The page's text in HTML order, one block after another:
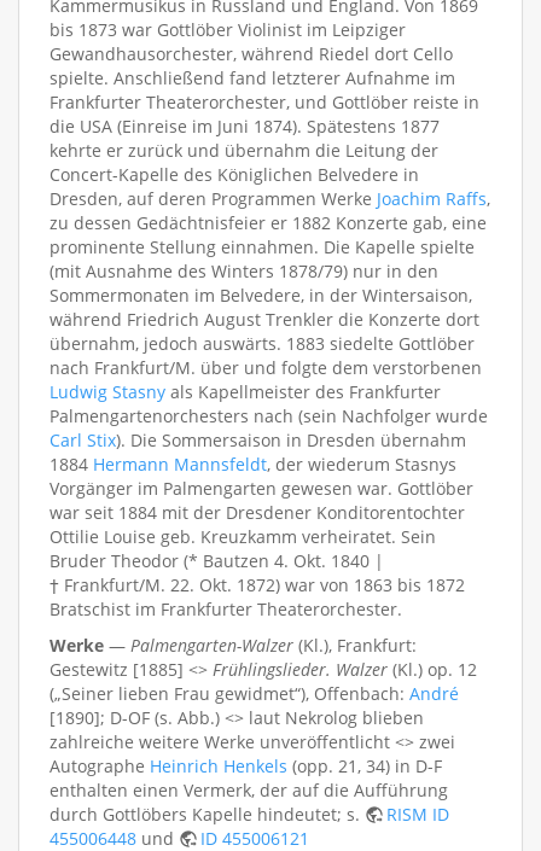
Kammermusikus in Russland und England. Von 1869
bis 1873 war Gottlöber Violinist im Leipziger
Gewandhausorchester, während Riedel dort Cello
spielte. Anschließend fand letzterer Aufnahme im
Frankfurter Theaterorchester, und Gottlöber reiste in
die USA (Einreise im Juni 1874). Spätestens 1877
kehrte er zurück und übernahm die Leitung der
Concert-Kapelle des Königlichen Belvedere in
Dresden, auf deren Programmen Werke Joachim Raffs,
zu dessen Gedächtnisfeier er 1882 Konzerte gab, eine
prominente Stellung einnahmen. Die Kapelle spielte
(mit Ausnahme des Winters 1878/79) nur in den
Sommermonaten im Belvedere, in der Wintersaison,
während Friedrich August Trenkler die Konzerte dort
übernahm, jedoch auswärts. 1883 siedelte Gottlöber
nach Frankfurt/M. über und folgte dem verstorbenen
Ludwig Stasny als Kapellmeister des Frankfurter
Palmengartenorchesters nach (sein Nachfolger wurde
Carl Stix). Die Sommersaison in Dresden übernahm
1884 Hermann Mannsfeldt, der wiederum Stasnys
Vorgänger im Palmengarten gewesen war. Gottlöber
war seit 1884 mit der Dresdener Konditorentochter
Ottilie Louise geb. Kreuzkamm verheiratet. Sein
Bruder Theodor (* Bautzen 4. Okt. 1840 |
† Frankfurt/M. 22. Okt. 1872) war von 1863 bis 1872
Bratschist im Frankfurter Theaterorchester.
Werke — Palmengarten-Walzer (Kl.), Frankfurt:
Gestewitz [1885] <> Frühlingslieder. Walzer (Kl.) op. 12
(„Seiner lieben Frau gewidmet“), Offenbach: André
[1890]; D-OF (s. Abb.) <> laut Nekrolog blieben
zahlreiche weitere Werke unveröffentlicht <> zwei
Autographe Heinrich Henkels (opp. 21, 34) in D-F
enthalten einen Vermerk, der auf die Aufführung
durch Gottlöbers Kapelle hindeutet; s.
RISM ID
455006448 und
ID 455006121